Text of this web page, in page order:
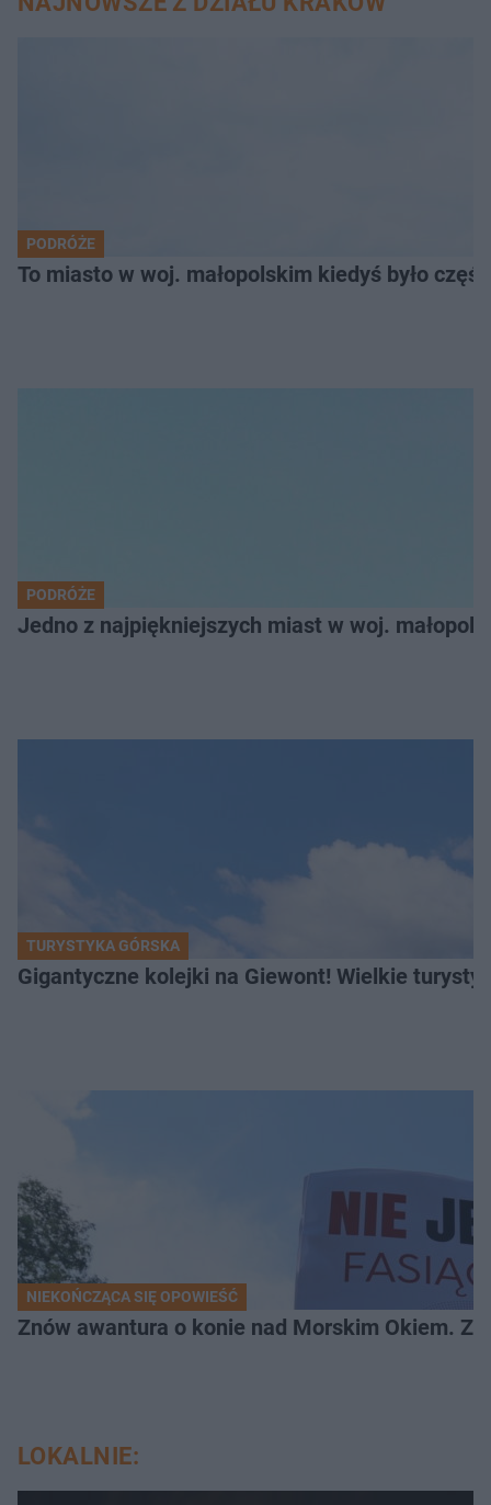
PODRÓŻE
To miasto w woj. małopolskim kiedyś było
PODRÓŻE
Jedno z najpiękniejszych miast w woj.
TURYSTYKA GÓRSKA
Gigantyczne kolejki na Giewont! Wielkie
NIEKOŃCZĄCA SIĘ OPOWIEŚĆ
Znów awantura o konie nad Morskim Okiem.
LOKALNIE: